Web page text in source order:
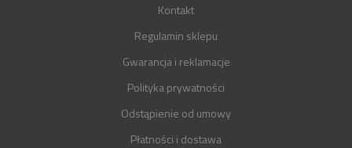
Kontakt
Regulamin sklepu
Gwarancja i reklamacje
Polityka prywatności
Odstąpienie od umowy
Płatności i dostawa